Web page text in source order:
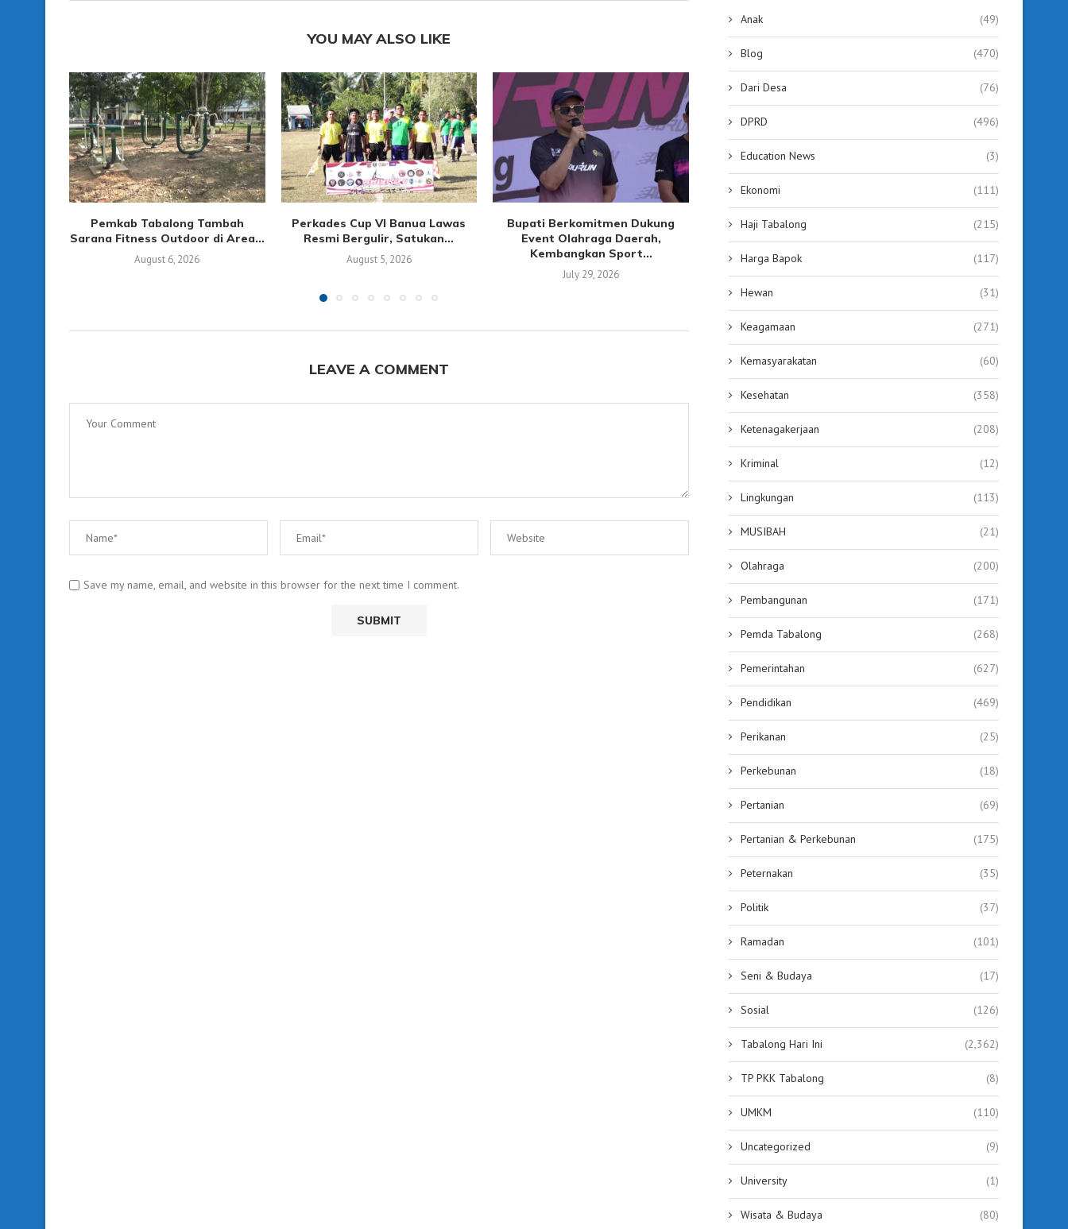
YOU MAY ALSO LIKE
Pemkab Tabalong Tambah
Sarana Fitness Outdoor di Area...
August 6, 2026
Perkades Cup VI Banua Lawas
Resmi Bergulir, Satukan...
August 5, 2026
Bupati Berkomitmen Dukung
Event Olahraga Daerah,
Kembangkan Sport...
July 29, 2026
Balogo Pasutri Banua Enam Plus,
Pererat Silaturahmi Lewat...
July 17, 2026
Semarak HUT RI ke-81,
Tabalong Gelar
July 15, 2026
LEAVE A COMMENT
Save my name, email, and website in this browser for the next time I comment.
Anak (49)
Blog (470)
Dari Desa (76)
DPRD (496)
Education News (3)
Ekonomi (111)
Haji Tabalong (215)
Harga Bapok (117)
Hewan (31)
Keagamaan (271)
Kemasyarakatan (60)
Kesehatan (358)
Ketenagakerjaan (208)
Kriminal (12)
Lingkungan (113)
MUSIBAH (21)
Olahraga (200)
Pembangunan (171)
Pemda Tabalong (268)
Pemerintahan (627)
Pendidikan (469)
Perikanan (25)
Perkebunan (18)
Pertanian (69)
Pertanian & Perkebunan (175)
Peternakan (35)
Politik (37)
Ramadan (101)
Seni & Budaya (17)
Sosial (126)
Tabalong Hari Ini (2,362)
TP PKK Tabalong (8)
UMKM (110)
Uncategorized (9)
University (1)
Wisata & Budaya (80)